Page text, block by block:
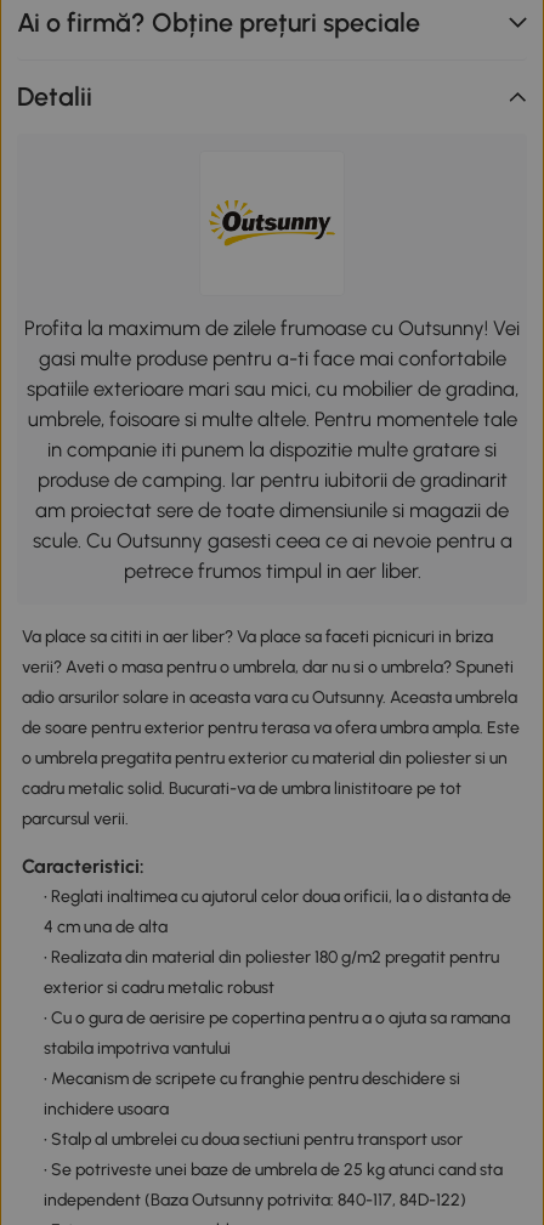
Ai o firmă? Obține prețuri speciale
Detalii
Profita la maximum de zilele frumoase cu Outsunny! Vei
gasi multe produse pentru a-ti face mai confortabile
spatiile exterioare mari sau mici, cu mobilier de gradina,
umbrele, foisoare si multe altele. Pentru momentele tale
in companie iti punem la dispozitie multe gratare si
produse de camping. Iar pentru iubitorii de gradinarit
am proiectat sere de toate dimensiunile si magazii de
scule. Cu Outsunny gasesti ceea ce ai nevoie pentru a
petrece frumos timpul in aer liber.
Va place sa cititi in aer liber? Va place sa faceti picnicuri in briza
verii? Aveti o masa pentru o umbrela, dar nu si o umbrela? Spuneti
adio arsurilor solare in aceasta vara cu Outsunny. Aceasta umbrela
de soare pentru exterior pentru terasa va ofera umbra ampla. Este
o umbrela pregatita pentru exterior cu material din poliester si un
cadru metalic solid. Bucurati-va de umbra linistitoare pe tot
parcursul verii.
Caracteristici:
• Reglati inaltimea cu ajutorul celor doua orificii, la o distanta de
4 cm una de alta
• Realizata din material din poliester 180 g/m2 pregatit pentru
exterior si cadru metalic robust
• Cu o gura de aerisire pe copertina pentru a o ajuta sa ramana
stabila impotriva vantului
• Mecanism de scripete cu franghie pentru deschidere si
inchidere usoara
• Stalp al umbrelei cu doua sectiuni pentru transport usor
• Se potriveste unei baze de umbrela de 25 kg atunci cand sta
independent (Baza Outsunny potrivita: 840-117, 84D-122)